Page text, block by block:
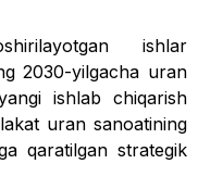
ishlar
2030-yilgacha uran
ishlab chiqarish
uran sanoatining
qaratilgan strategik